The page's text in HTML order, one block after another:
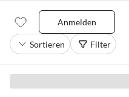
Anmelden
Sortieren Filter